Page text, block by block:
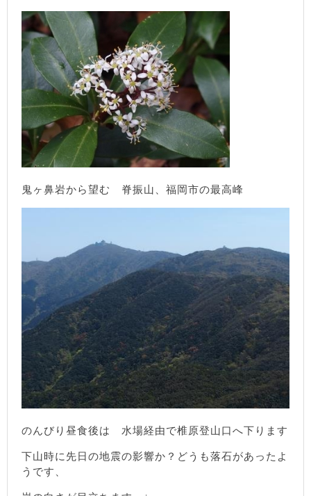
鬼ヶ鼻岩から望む 脊振山、福岡市の最高峰
のんびり昼食後は 水場経由で椎原登山口へ下ります
下山時に先日の地震の影響か？どうも落石があったよ
うです、